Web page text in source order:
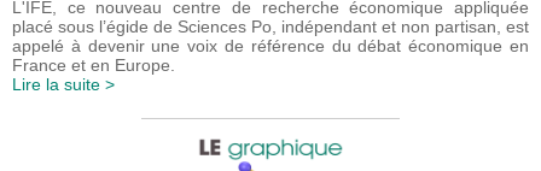
L'IFE, ce nouveau centre de recherche économique appliquée
placé sous l’égide de Sciences Po, indépendant et non partisan, est
appelé à devenir une voix de référence du débat économique en
France et en Europe.
Lire la suite >